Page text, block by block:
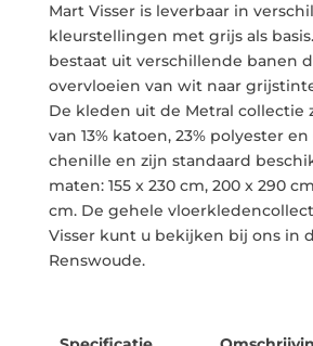
Mart Visser is leverbaar in
kleurstellingen met grijs als
bestaat uit verschillende banen
overvloeien van wit naar
De kleden uit de Metral collectie
van 13% katoen, 23% polyester en
chenille en zijn standaard
maten: 155 x 230 cm, 200 x 290
cm. De gehele
Visser kunt u bekijken bij ons in
Renswoude.